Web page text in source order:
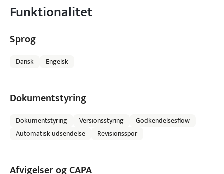
Funktionalitet
Sprog
Dansk Engelsk
Dokumentstyring
Dokumentstyring Versionsstyring
Godkendelsesflow
Automatisk udsendelse
Revisionsspor
Afvigelser og CAPA